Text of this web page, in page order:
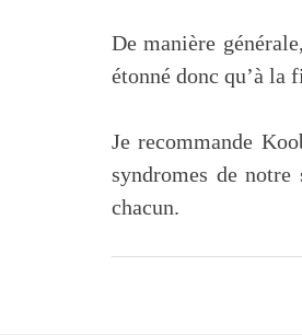
De manière
étonné donc qu’à la
Je recommande
syndromes de
chacun.